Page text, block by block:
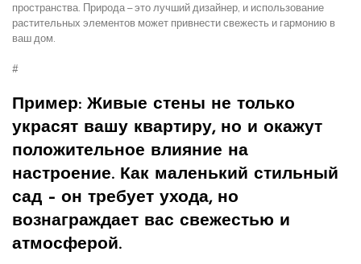
пространства. Природа – это лучший дизайнер, и использование
растительных элементов может привнести свежесть и гармонию в
ваш дом.
#
Пример: Живые стены не только
украсят вашу квартиру, но и окажут
положительное влияние на
настроение. Как маленький стильный
сад – он требует ухода, но
вознаграждает вас свежестью и
атмосферой.